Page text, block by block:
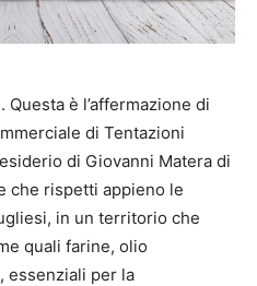
è l’affermazione di
di Tentazioni
di Giovanni Matera di
che rispetti appieno le
in un territorio che
quali farine, olio
essenziali per la